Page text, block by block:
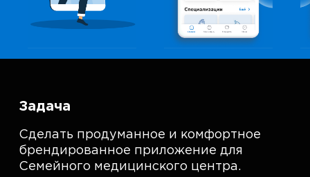
Задача
Сделать продуманное и комфортное
брендированное приложение для
Семейного медицинского центра.